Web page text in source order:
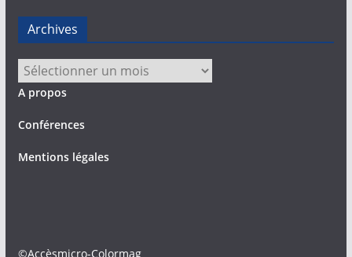
Archives
Archives
A propos
Conférences
Mentions légales
©Accèsmicro-Colormag